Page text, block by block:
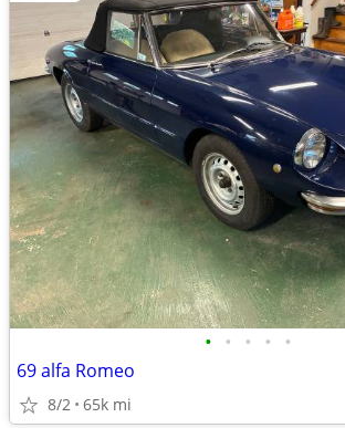
• • • • •
69 alfa Romeo
8/2 65k mi